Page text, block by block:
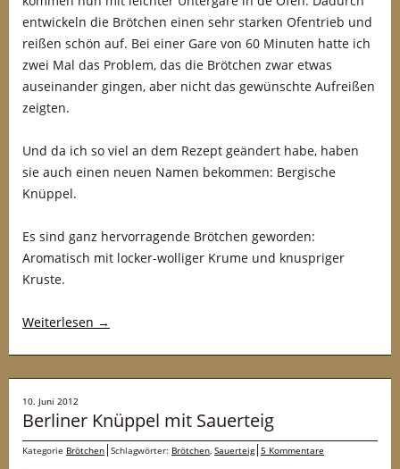
entwickeln die Brötchen einen sehr starken Ofentrieb und
reißen schön auf. Bei einer Gare von 60 Minuten hatte ich
zwei Mal das Problem, das die Brötchen zwar etwas
auseinander gingen, aber nicht das gewünschte Aufreißen
zeigten.
Und da ich so viel an dem Rezept geändert habe, haben
sie auch einen neuen Namen bekommen: Bergische
Knüppel.
Es sind ganz hervorragende Brötchen geworden:
Aromatisch mit locker-wolliger Krume und knuspriger
Kruste.
Weiterlesen →
10. Juni 2012
Berliner Knüppel mit Sauerteig
Kategorie Brötchen Schlagwörter: Brötchen, Sauerteig 5 Kommentare